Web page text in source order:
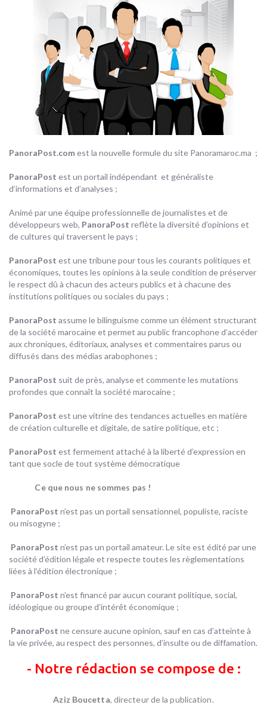
PanoraPost.comest la nouvelle formule du site Panoramaroc.ma ;
PanoraPost est un portail indépendant et généraliste
d’informations et d’analyses ;
Animé par une équipe professionnelle de journalistes et de
développeurs web, PanoraPost reflète la diversité d’opinions et
de cultures qui traversent le pays ;
PanoraPost est une tribune pour tous les courants politiques et
économiques, toutes les opinions à la seule condition de préserver
le respect dû à chacun des acteurs publics et à chacune des
institutions politiques ou sociales du pays ;
PanoraPost assume le bilinguisme comme un élément structurant
de la société marocaine et permet au public francophone d’accéder
aux chroniques, éditoriaux, analyses et commentaires parus ou
diffusés dans des médias arabophones ;
PanoraPost suit de près, analyse et commente les mutations
profondes que connaît la société marocaine ;
PanoraPost est une vitrine des tendances actuelles en matière
de création culturelle et digitale, de satire politique, etc ;
PanoraPost est fermement attaché à la liberté d’expression en
tant que socle de tout système démocratique
Ce que nous ne sommes pas !
PanoraPost n’est pas un portail sensationnel, populiste, raciste
ou misogyne ;
PanoraPost n’est pas un portail amateur. Le site est édité par une
société d’édition légale et respecte toutes les règlementations
liées à l’édition électronique ;
PanoraPost n’est financé par aucun courant politique, social,
idéologique ou groupe d’intérêt économique ;
PanoraPost ne censure aucune opinion, sauf en cas d’atteinte à
la vie privée, au respect des personnes, d’insulte ou de diffamation.
- Notre rédaction se compose de :
Aziz Boucetta, directeur de la publication.